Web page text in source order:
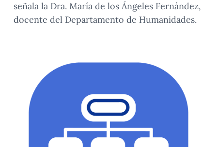
señala la Dra. María de los Ángeles Fernández,
docente del Departamento de Humanidades.